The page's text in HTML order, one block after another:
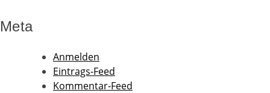
Meta
Anmelden
Eintrags-Feed
Kommentar-Feed